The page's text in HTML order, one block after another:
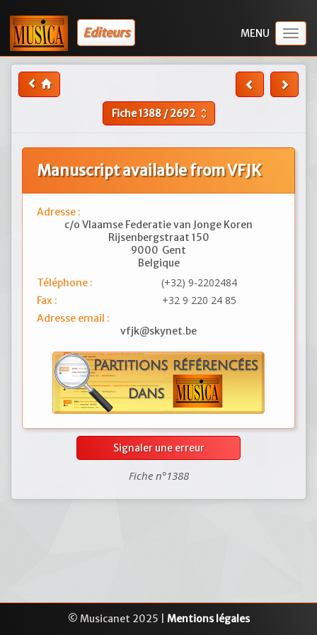
Editeurs
Fiche1388/2692 unfold_more
Manuscript available from VFJK
Adresse :
c/o Vlaamse Federatie van Jonge Koren
Rijsenbergstraat 150
9000 Gent
Belgique
Téléphone :
(+32) 9-2202484
Fax : +32 9 220 24 85
Adresse email :
vfjk@skynet.be
Signaler une erreur
Fiche n°1388
© Musicanet 2025 | Mentions légales